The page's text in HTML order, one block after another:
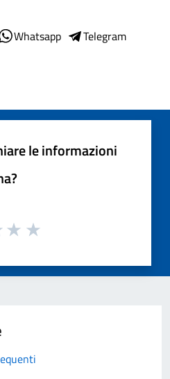
Whatsapp
Telegram
le informazioni